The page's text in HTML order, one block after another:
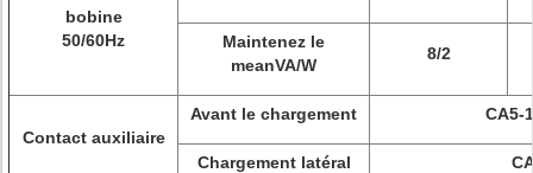
bobine
50/60Hz
Maintenez le
meanVA/W
8/2
Contact auxiliaire
Avant le chargement CA5-
Chargement latéral